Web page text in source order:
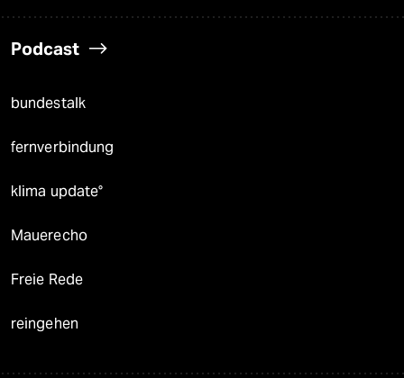
Podcast
bundestalk
fernverbindung
klima update°
Mauerecho
Freie Rede
reingehen